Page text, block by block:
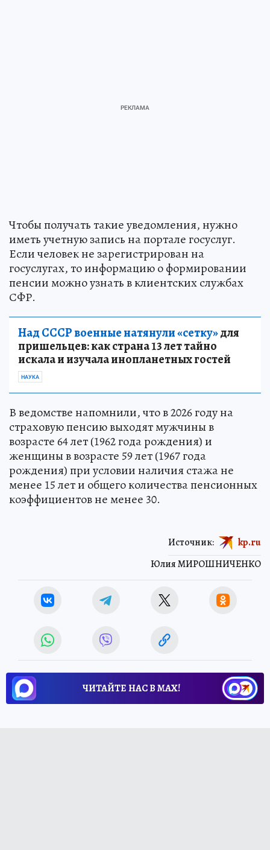
Чтобы получать такие уведомления, нужно
иметь учетную запись на портале госуслуг.
Если человек не зарегистрирован на
госуслугах, то информацию о формировании
пенсии можно узнать в клиентских службах
СФР.
Над СССР военные натянули «сетку»для
пришельцев: как страна 13 лет тайно
искала и изучала инопланетных гостей
НАУКА
В ведомстве напомнили, что в 2026 году на
страховую пенсию выходят мужчины в
возрасте 64 лет (1962 года рождения) и
женщины в возрасте 59 лет (1967 года
рождения) при условии наличия стажа не
менее 15 лет и общего количества пенсионных
коэффициентов не менее 30.
Юлия МИРОШНИЧЕНКО
Источник: kp.ru
ЧИТАЙТЕ НАС В МАХ!